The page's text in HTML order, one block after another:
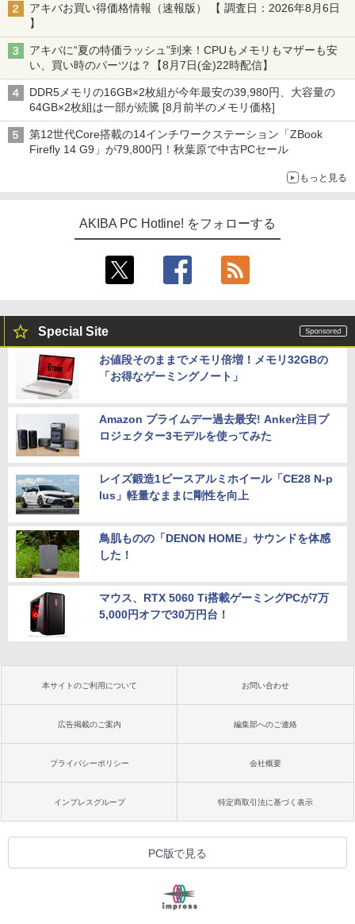
アキバお買い得価格情報（速報版） 【 調査日：2026年8月6日
】
アキバに“夏の特価ラッシュ”到来！CPUもメモリもマザーも安
い、買い時のパーツは？【8月7日(金)22時配信】
DDR5メモリの16GB×2枚組が今年最安の39,980円、大容量の
64GB×2枚組は一部が続騰 [8月前半のメモリ価格]
第12世代Core搭載の14インチワークステーション「ZBook
Firefly 14 G9」が79,800円！秋葉原で中古PCセール
もっと見る
AKIBA PC Hotline! をフォローする
Special Site
お値段そのままでメモリ倍増！メモリ32GBの
「お得なゲーミングノート」
Amazon プライムデー過去最安! Anker注目プ
ロジェクター3モデルを使ってみた
レイズ鍛造1ピースアルミホイール「CE28 N-p
lus」軽量なままに剛性を向上
鳥肌ものの「DENON HOME」サウンドを体感
した！
マウス、RTX 5060 Ti搭載ゲーミングPCが7万
5,000円オフで30万円台！
本サイトのご利用について お問い合わせ
広告掲載のご案内 編集部へのご連絡
プライバシーポリシー 会社概要
インプレスグループ 特定商取引法に基づく表示
PC版で見る